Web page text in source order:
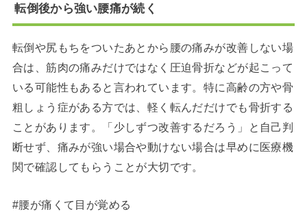
転倒後から強い腰痛が続く
転倒や尻もちをついたあとから腰の痛みが改善しない場
合は、筋肉の痛みだけではなく圧迫骨折などが起こって
いる可能性もあると言われています。特に高齢の方や骨
粗しょう症がある方では、軽く転んだだけでも骨折する
ことがあります。「少しずつ改善するだろう」と自己判
断せず、痛みが強い場合や動けない場合は早めに医療機
関で確認してもらうことが大切です。
#腰が痛くて目が覚める